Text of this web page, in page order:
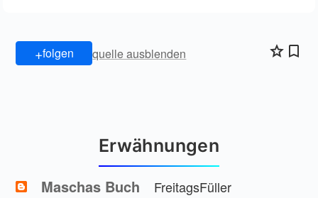
+folgen quelle ausblenden
Erwähnungen
Maschas Buch FreitagsFüller